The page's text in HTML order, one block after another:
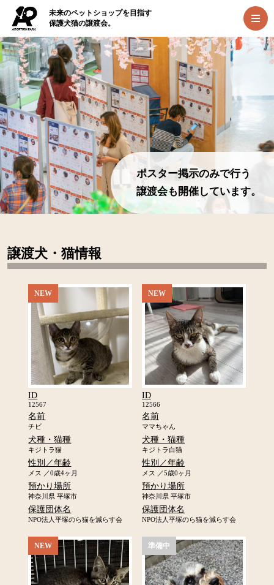
未来のペットショップを目指す
保護犬猫の譲渡会。
犬猫との新しい出会い方。
ADOPTION PARK。
ポスター掲示のみで行う
譲渡会も開催しています。
譲渡犬・猫情報
NEW
ID
12567
名前
チビ
犬種・猫種
キジトラ猫
性別／年齢
メス ／0歳4ヶ月
預かり場所
神奈川県 平塚市
保護団体名
NPO法人平塚のら猫を減らす会
NEW
ID
12566
名前
ママちゃん
犬種・猫種
キジトラ白猫
性別／年齢
メス ／5歳0ヶ月
預かり場所
神奈川県 平塚市
保護団体名
NPO法人平塚のら猫を減らす会
NEW 準備中